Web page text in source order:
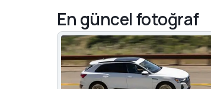
En güncel fotoğraf